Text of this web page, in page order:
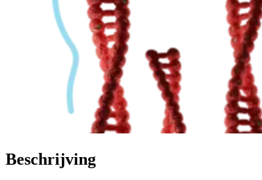
Beschrijving